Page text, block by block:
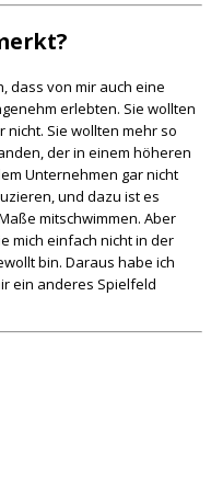
dass von mir auch eine
erlebten. Sie wollten
nicht. Sie wollten mehr so
der in einem höheren
Unternehmen gar nicht
und dazu ist es
mitschwimmen. Aber
mich einfach nicht in der
bin. Daraus habe ich
ein anderes Spielfeld